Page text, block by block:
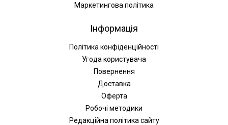
Маркетингова політика
Інформація
Політика конфіденційності
Угода користувача
Повернення
Доставка
Оферта
Робочі методики
Редакційна політика сайту